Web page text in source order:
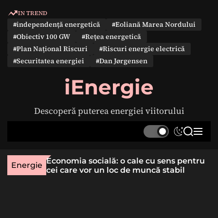
IN TREND
#independență energetică
#Eoliană Marea Nordului
#Obiectiv 100 GW
#Rețea energetică
#Plan Național Riscuri
#Riscuri energie electrică
#Securitatea energiei
#Dan Jørgensen
iEnergie
Descoperă puterea energiei viitorului
S
t
c
S
r
M
u
Energie
rară
Economia socială: o cale cu sens pentru
cei care vor un loc de muncă stabil